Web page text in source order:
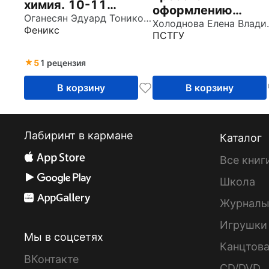
химия. 10-11
классы
Оганесян Эдуард Тоникович
Феникс
51 рецензия
В корзину
оформлению
пояснительных
записок к курсовой
работе
ПСТГУ
В корзину
Лабиринт в кармане
Мы в соцсетях
ВКонтакте
Каталог
Все
Школа
Журналы
Игрушки